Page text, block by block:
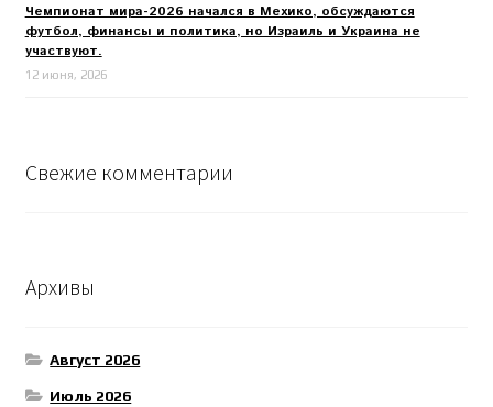
Чемпионат мира-2026 начался в Мехико, обсуждаются
футбол, финансы и политика, но Израиль и Украина не
участвуют.
12 июня, 2026
Свежие комментарии
Архивы
Август 2026
Июль 2026